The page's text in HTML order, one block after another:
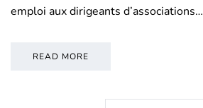
emploi aux dirigeants d’associations…
READ MORE